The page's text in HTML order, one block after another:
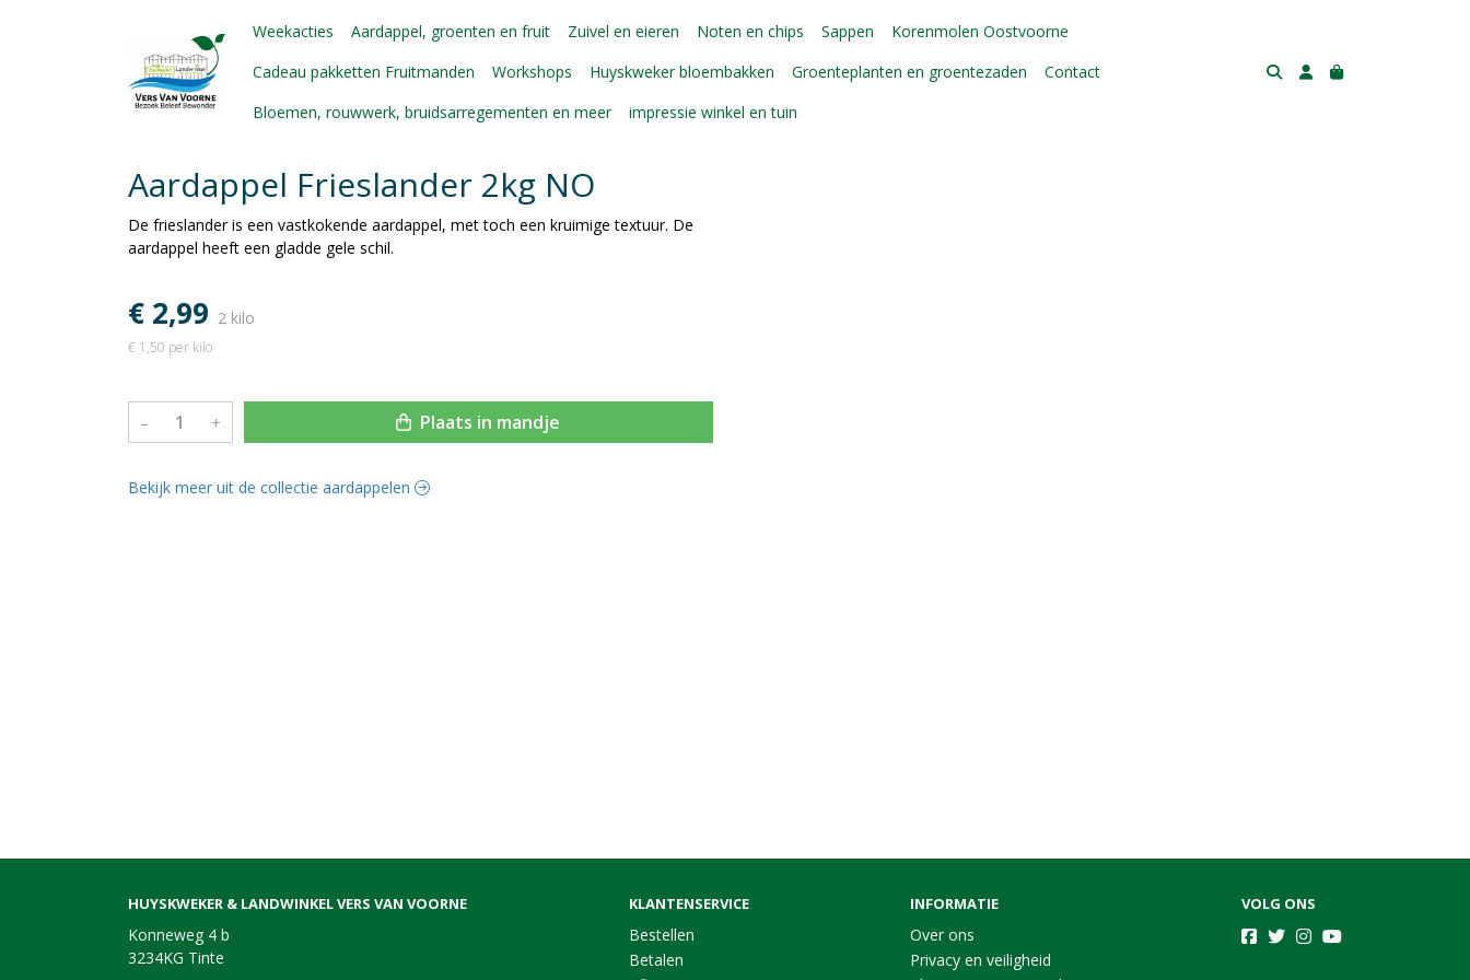
Weekacties Aardappel, groenten en fruit Zuivel en eieren Noten en chips Sappen
Korenmolen Oostvoorne
Cadeau pakketten Fruitmanden
Workshops Huyskweker bloembakken Groenteplanten en groentezaden
Contact
Bloemen, rouwwerk, bruidsarregementen en meer
impressie winkel en tuin
Aardappel Frieslander 2kg NO
De frieslander is een vastkokende aardappel, met toch een kruimige textuur. De
aardappel heeft een gladde gele schil.
€ 2,99 2 kilo
€ 1,50 per kilo
– + Plaats in mandje
Bekijk meer uit de collectie aardappelen
HUYSKWEKER & LANDWINKEL VERS VAN VOORNE
Konneweg 4 b
3234KG Tinte
KLANTENSERVICE
Bestellen
Betalen
INFORMATIE
Over ons
Privacy en veiligheid
VOLG ONS